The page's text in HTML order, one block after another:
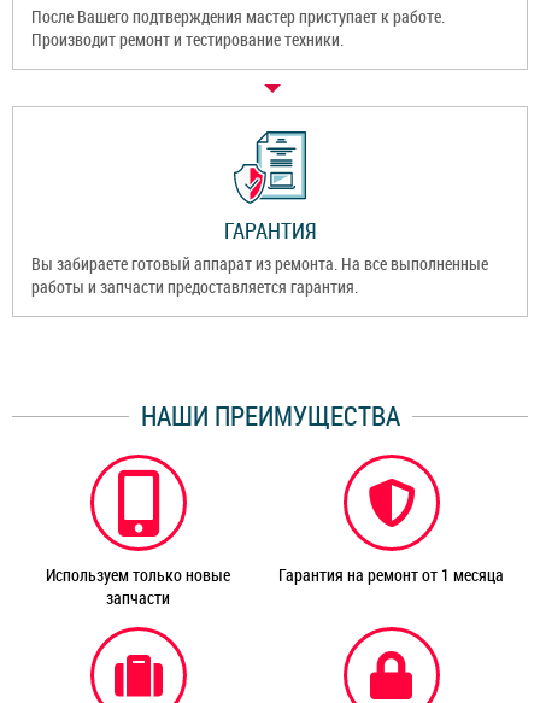
После Вашего подтверждения мастер приступает к работе.
Производит ремонт и тестирование техники.
ГАРАНТИЯ
Вы забираете готовый аппарат из ремонта. На все выполненные
работы и запчасти предоставляется гарантия.
НАШИ ПРЕИМУЩЕСТВА
Используем только новые
запчасти
Гарантия на ремонт от 1 месяца